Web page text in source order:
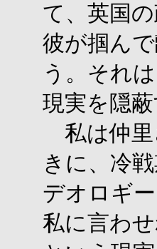
て、英国
彼が掴ん
う。それ
現実を隠
私は仲里
きに、冷
デオロギ
私に言わ